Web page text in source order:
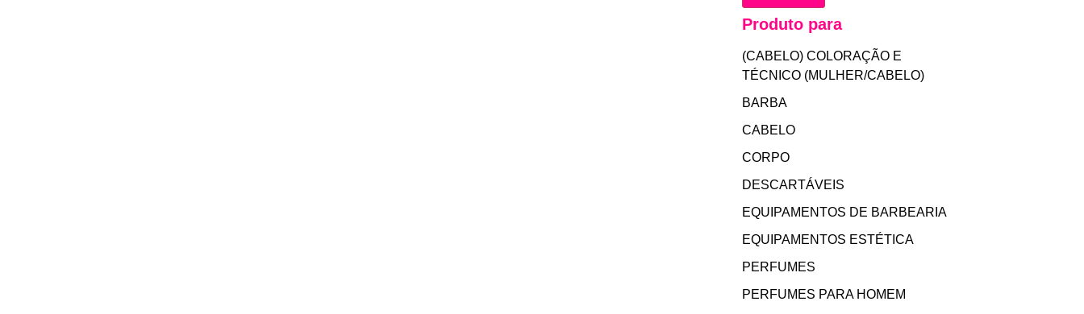
Produto para
(CABELO) COLORAÇÃO E
TÉCNICO (MULHER/CABELO)
BARBA
CABELO
CORPO
DESCARTÁVEIS
EQUIPAMENTOS DE BARBEARIA
EQUIPAMENTOS ESTÉTICA
PERFUMES
PERFUMES PARA HOMEM